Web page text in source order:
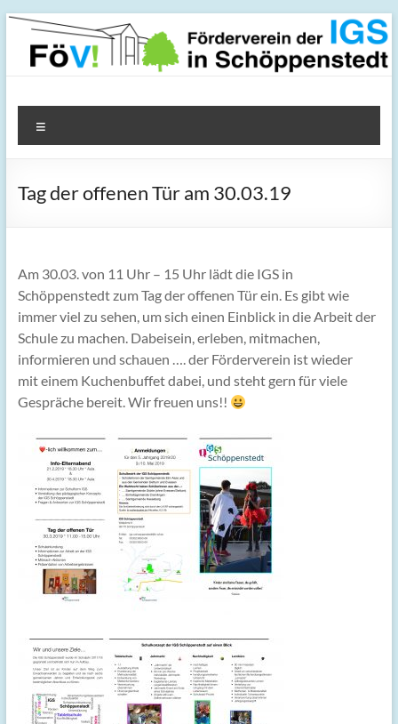
Zum
springen
FöV! – Förderverein der
IGS in Schöppenstedt
Tag der offenen Tür am 30.03.19
Am 30.03. von 11 Uhr – 15 Uhr lädt die IGS in
Schöppenstedt zum Tag der offenen Tür ein. Es gibt wie
immer viel zu sehen, um sich einen Einblick in die Arbeit der
Schule zu machen. Dabeisein, erleben, mitmachen,
informieren und schauen …. der Förderverein ist wieder
mit einem Kuchenbuffet dabei, und steht gern für viele
Gespräche bereit. Wir freuen uns!!